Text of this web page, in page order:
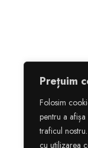
Prețuim
Folosim
pentru a
traficul
cu utilizarea